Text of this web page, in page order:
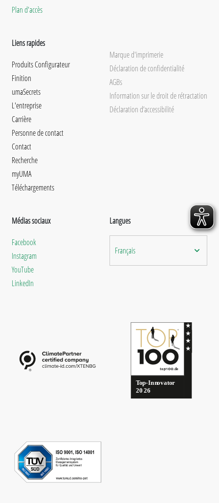
Plan d'accès
Liens rapides
Produits Configurateur
Finition
umaSecrets
L'entreprise
Carrière
Personne de contact
Contact
Recherche
myUMA
Téléchargements
Marque d'imprimerie
Déclaration de confidentialité
AGBs
Information sur le droit de rétractation
Déclaration d’accessibilité
Médias sociaux
Facebook
Instagram
YouTube
LinkedIn
Langues
Français